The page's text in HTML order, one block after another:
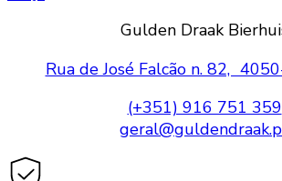
Gulden Draak
Rua de José Falcão n. 82,
(+351) 916 751 359